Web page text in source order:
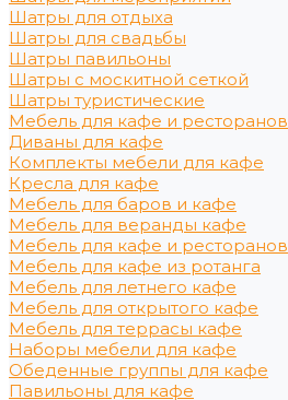
Шатры для отдыха
Шатры для свадьбы
Шатры павильоны
Шатры с москитной сеткой
Шатры туристические
Мебель для кафе и ресторанов
Диваны для кафе
Комплекты мебели для кафе
Кресла для кафе
Мебель для баров и кафе
Мебель для веранды кафе
Мебель для кафе и ресторанов
Мебель для кафе из ротанга
Мебель для летнего кафе
Мебель для открытого кафе
Мебель для террасы кафе
Наборы мебели для кафе
Обеденные группы для кафе
Павильоны для кафе